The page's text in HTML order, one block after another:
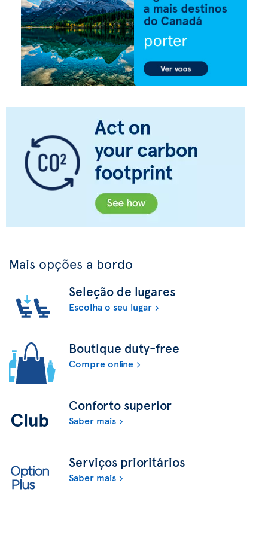
Mais opções a bordo
Seleção de lugares
Escolha o seu lugar
Boutique duty-free
Compre online
Conforto superior
Saber mais
Serviços prioritários
Saber mais